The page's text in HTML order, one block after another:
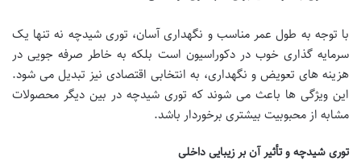
با توجه به طول عمر مناسب و نگهداری آسان، توری شیدچه نه تنها یک
سرمایه گذاری خوب در دکوراسیون است بلکه به خاطر صرفه جویی در
هزینه های تعویض و نگهداری، به انتخابی اقتصادی نیز تبدیل می شود.
این ویژگی ها باعث می شوند که توری شیدچه در بین دیگر محصولات
مشابه از محبوبیت بیشتری برخوردار باشد.
توری شیدچه و تأثیر آن بر زیبایی داخلی